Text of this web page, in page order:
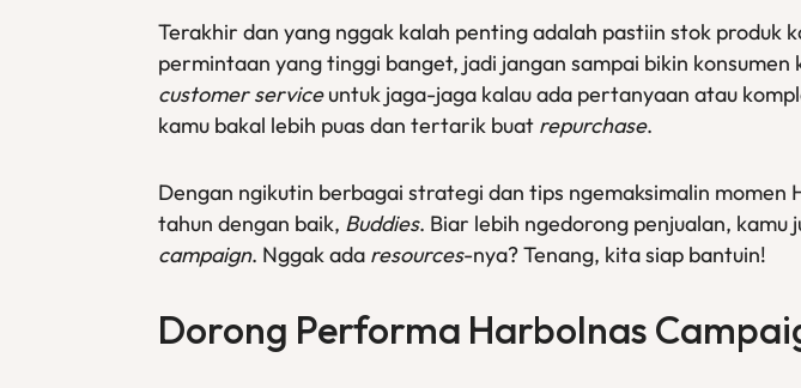
Terakhir dan yang nggak kalah penting adalah pastiin stok produk
permintaan yang tinggi banget, jadi jangan sampai bikin
customer serviceuntuk jaga-jaga kalau ada pertanyaan atau
kamu bakal lebih puas dan tertarik buat repurchase.
Dengan ngikutin berbagai strategi dan tips ngemaksimalin
tahun dengan baik, Buddies. Biar lebih ngedorong penjualan,
campaign. Nggak ada resources-nya? Tenang, kita siap bantuin!
Dorong Performa Harbolnas